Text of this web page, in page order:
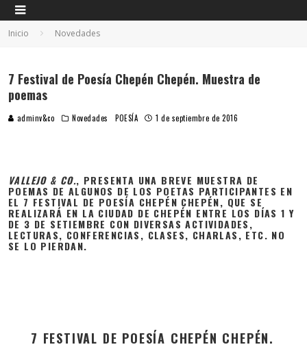
Inicio Novedades
7 Festival de Poesía Chepén Chepén. Muestra de
poemas
adminv&co Novedades POESÍA 1 de septiembre de 2016
VALLEJO & CO., PRESENTA UNA BREVE MUESTRA DE
POEMAS DE ALGUNOS DE LOS POETAS PARTICIPANTES EN
EL 7 FESTIVAL DE POESÍA CHEPÉN CHEPÉN, QUE SE
REALIZARÁ EN LA CIUDAD DE CHEPÉN ENTRE LOS DÍAS 1 Y
DE 3 DE SETIEMBRE CON DIVERSAS ACTIVIDADES,
LECTURAS, CONFERENCIAS, CLASES, CHARLAS, ETC. NO
SE LO PIERDAN.
7 FESTIVAL DE POESÍA CHEPÉN CHEPÉN.